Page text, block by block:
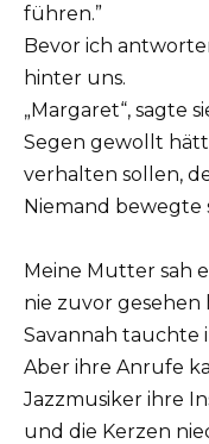
führen.”
Bevor ich
hinter uns.
„Margaret“, sagte
Segen gewollt
verhalten sollen,
Niemand bewegte
Meine Mutter sah
nie zuvor gesehen
Savannah tauchte
Aber ihre Anrufe
Jazzmusiker ihre
und die Kerzen